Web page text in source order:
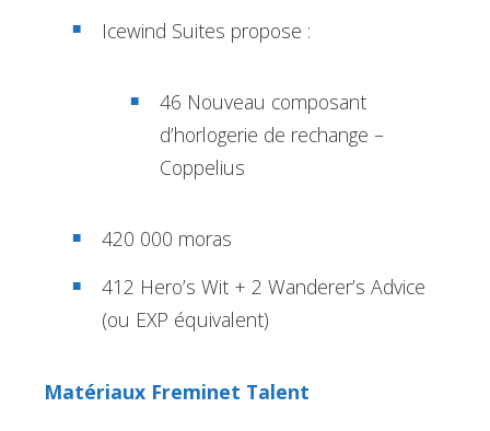
Icewind Suites propose :
46 Nouveau composant
d’horlogerie de rechange –
Coppelius
420 000 moras
412 Hero’s Wit + 2 Wanderer’s Advice
(ou EXP équivalent)
Matériaux Freminet Talent